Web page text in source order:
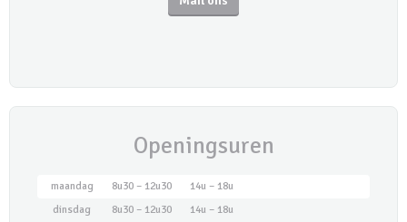
Openingsuren
maandag 8u30 – 12u30
14u – 18u
dinsdag
8u30 – 12u30
14u – 18u